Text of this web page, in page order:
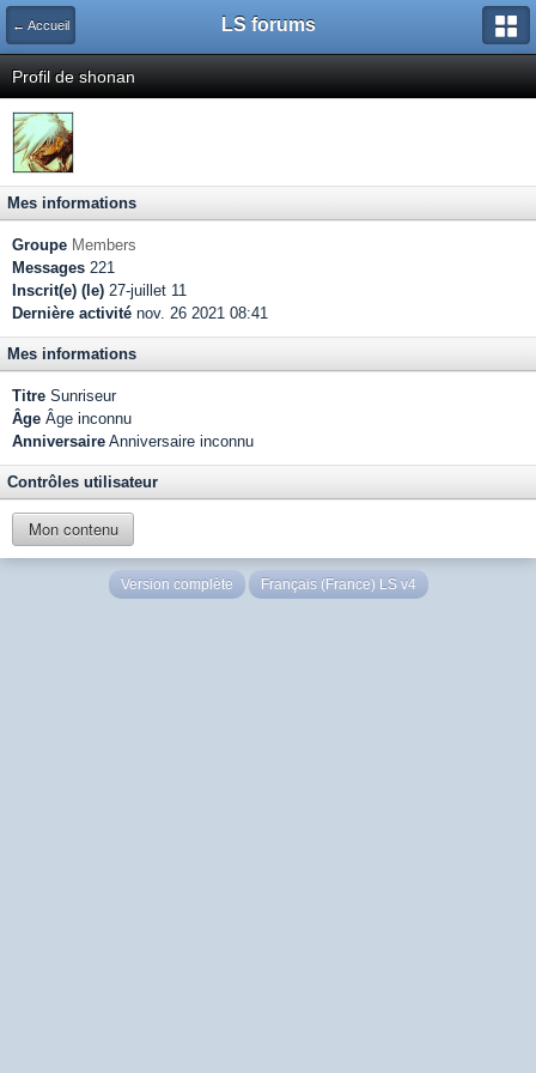
← Accueil LS forums
Profil de shonan
Mes informations
Groupe Members
Messages 221
Inscrit(e) (le) 27-juillet 11
Dernière activité nov. 26 2021 08:41
Mes informations
Titre Sunriseur
Âge Âge inconnu
Anniversaire Anniversaire inconnu
Contrôles utilisateur
Mon contenu
Version complète Français (France) LS v4